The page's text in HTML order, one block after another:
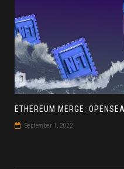
September 1, 2022